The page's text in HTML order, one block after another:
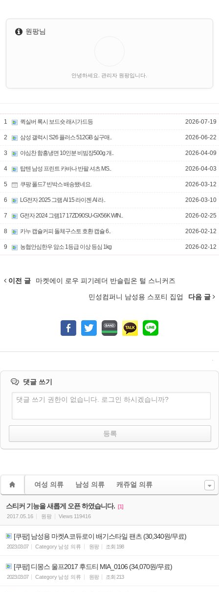
원팡님
안녕하세요. 관리자 원팡입니다.
1 퀵실버 록시 보드숏 래시가드등 2026-07-19
2 삼성 갤럭시 S26 플러스 512GB 실구매.. 2026-06-22
3 야심찬 함흥냉면 10인분 비빔장500g 개.. 2026-04-09
4 탑텐 남성 프린트 카바나 반팔 셔츠 MS.. 2026-04-03
5 쿠팡 폴드7 빈박스 배송됐네요. 2026-03-12
6 LG전자 2025 그램 AI 15 라이젠 AI 라.. 2026-03-10
7 G전자 2024 그램17 17ZD90SU-GX56K WIN.. 2026-02-25
8 카누 캡슐커피 돌체구스토 호환 캡슐 6.. 2026-02-12
9 농협안심한우 암소 1등급 이상 등심 1kg 2026-02-12
이전 글 마켓에이 로우 피기레더 반슬립온 털 스니커즈
민성컴퍼니 남성용 스포티 집업 다음 글
댓글 쓰기
댓글 쓰기 권한이 없습니다. 로그인 하시겠습니까?
여성 의류 남성 의류 캐쥬얼 의류
스티커 기능을 새롭게 오픈 하였습니다. [1]
2017.05.16
원팡 Views 119416
[쿠팡] 남성용 마켓A 코듀로이 배기스타일 팬츠 (30,340원/무료)
2023.03.07 Category 남성 의류 원팡 조회 198
[쿠팡] 디몽스 울프2017 후드티 MIA_0106 (34,070원/무료)
2023.03.07 Category 남성 의류 원팡 조회 213